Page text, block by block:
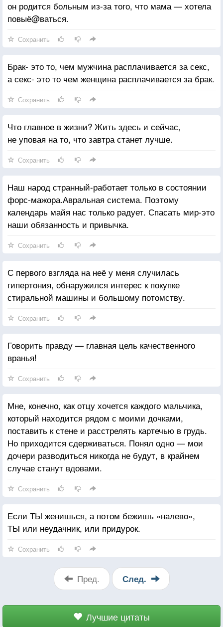
он родится больным из-за того, что мама — хотела
повыё@ваться.
Сохранить
Брак- это то, чем мужчина расплачивается за секс,
а секс- это то чем женщина расплачивается за брак.
Сохранить
Что главное в жизни? Жить здесь и сейчас,
не уповая на то, что завтра станет лучше.
Сохранить
Наш народ странный-работает только в состоянии
форс-мажора.Авральная система. Поэтому
календарь майя нас только радует. Спасать мир-это
наши обязанность и привычка.
Сохранить
С первого взгляда на неё у меня случилась
гипертония, обнаружился интерес к покупке
стиральной машины и большому потомству.
Сохранить
Говорить правду — главная цель качественного
вранья!
Сохранить
Мне, конечно, как отцу хочется каждого мальчика,
который находится рядом с моими дочками,
поставить к стене и расстрелять картечью в грудь.
Но приходится сдерживаться. Понял одно — мои
дочери разводиться никогда не будут, в крайнем
случае станут вдовами.
Сохранить
Если ТЫ женишься, а потом бежишь «налево»,
ТЫ или неудачник, или придурок.
Сохранить
Пред. След.
Лучшие цитаты